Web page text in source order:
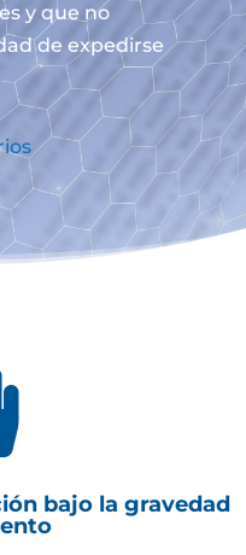
y que no
de expedirse
bajo la gravedad